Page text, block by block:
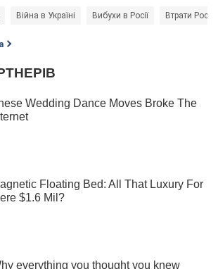
Війна в Україні Вибухи в Росії Втрати Росії